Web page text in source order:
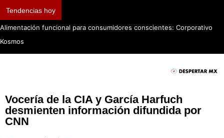
Tendencias hoy
Alimentación funcional para consumidores conscientes: Corporativo
Kosmos
Vocería de la CIA y García Harfuch
desmienten información difundida por
CNN